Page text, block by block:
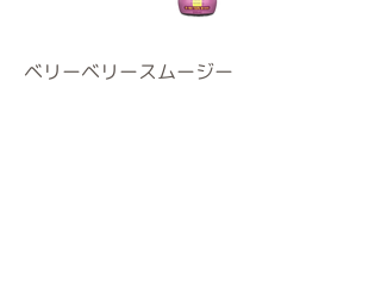
ベリーベリースムージー